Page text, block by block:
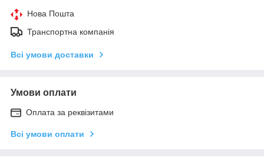
Нова Пошта
Транспортна компанія
Всі умови доставки
Умови оплати
Оплата за реквізитами
Всі умови оплати